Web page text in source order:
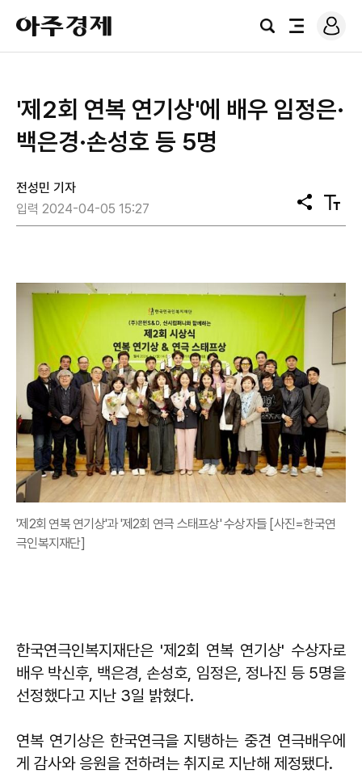
아
주
경
검
전
로
그
'제2회 연복 연기상'에 배우 임정은·
백은경·손성호 등 5명
전성민 기자
입력 2024-04-05 15:27
공
유
텍
스
'제2회 연복 연기상'과 '제2회 연극 스태프상' 수상자들 [사진=한국연
극인복지재단]
한국연극인복지재단은 '제2회 연복 연기상' 수상자로
배우 박신후, 백은경, 손성호, 임정은, 정나진 등 5명을
선정했다고 지난 3일 밝혔다.
연복 연기상은 한국연극을 지탱하는 중견 연극배우에
게 감사와 응원을 전하려는 취지로 지난해 제정됐다.